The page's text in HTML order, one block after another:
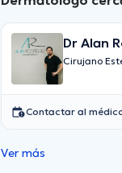
Dr Alan
Cirujano
Contactar al
Ver más